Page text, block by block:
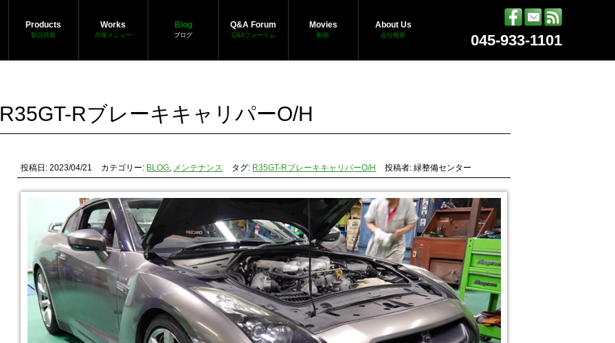
Products
製品情報
Works
作業メニュー
Blog
ブログ
Q&A Forum
Q&Aフォーラム
Movies
動画
About Us
会社概要 045-933-1101
R35GT-RブレーキキャリパーO/H
投稿日: 2023/04/21 カテゴリー: BLOG, メンテナンス タグ: R35GT-RブレーキキャリパーO/H 投稿者: 緑整備センター